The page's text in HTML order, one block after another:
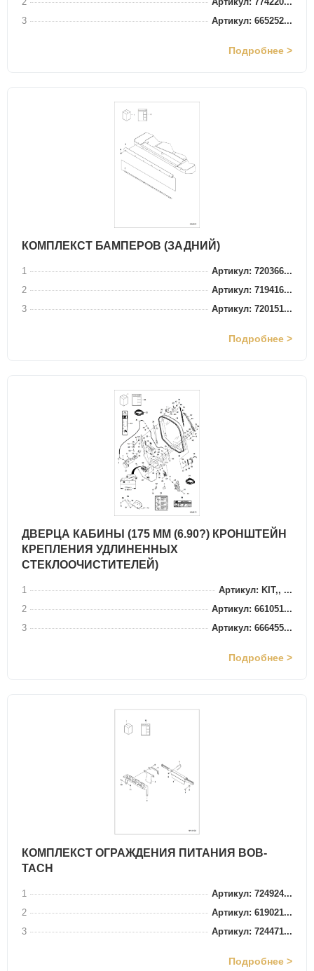
3
Артикул: 665252...
Подробнее >
КОМПЛЕКСТ БАМПЕРОВ (ЗАДНИЙ)
1
Артикул: 720366...
2
Артикул: 719416...
3
Артикул: 720151...
Подробнее >
ДВЕРЦА КАБИНЫ (175 ММ (6.90?) КРОНШТЕЙН
КРЕПЛЕНИЯ УДЛИНЕННЫХ
СТЕКЛООЧИСТИТЕЛЕЙ)
1
Артикул: KIT,, ...
2
Артикул: 661051...
3
Артикул: 666455...
Подробнее >
КОМПЛЕКСТ ОГРАЖДЕНИЯ ПИТАНИЯ BOB-
TACH
1
Артикул: 724924...
2
Артикул: 619021...
3
Артикул: 724471...
Подробнее >